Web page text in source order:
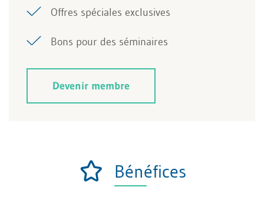
Offres spéciales exclusives
Bons pour des séminaires
Devenir membre
Bénéfices